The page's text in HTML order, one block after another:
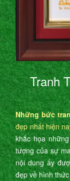
Tranh
Những bức
đẹp nhất hiện
khắc họa
tượng của sự
nội dung ấy
đẹp về hình